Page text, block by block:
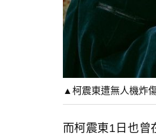
▲柯震東遭無人機炸
而柯震東1日也曾